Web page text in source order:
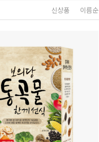
신상품 이름순